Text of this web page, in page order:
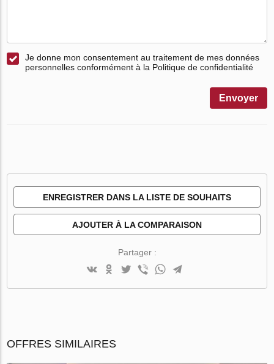
Je donne mon consentement au traitement de mes données
personnelles conformément à la Politique de confidentialité
Envoyer
ENREGISTRER DANS LA LISTE DE SOUHAITS
AJOUTER À LA COMPARAISON
Partager :
OFFRES SIMILAIRES